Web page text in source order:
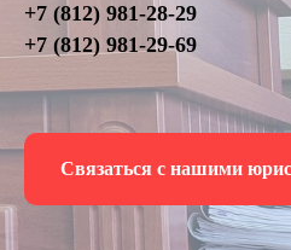
+7 (812) 981-28-29
+7 (812) 981-29-69
Связаться с нашими